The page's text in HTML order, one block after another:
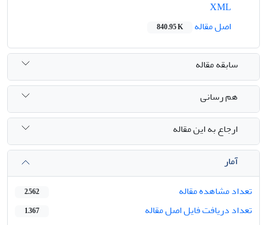
اصل مقاله
840.95 K
سابقه مقاله
هم رسانی
ارجاع به این مقاله
آمار
تعداد مشاهده مقاله
2,562
تعداد دریافت فایل اصل مقاله 1,367